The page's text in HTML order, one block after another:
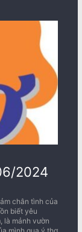
2024
chân tình của
biết yêu
là mảnh vườn